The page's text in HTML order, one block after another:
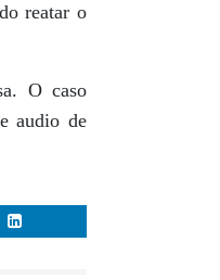
reatar o
O caso
audio de